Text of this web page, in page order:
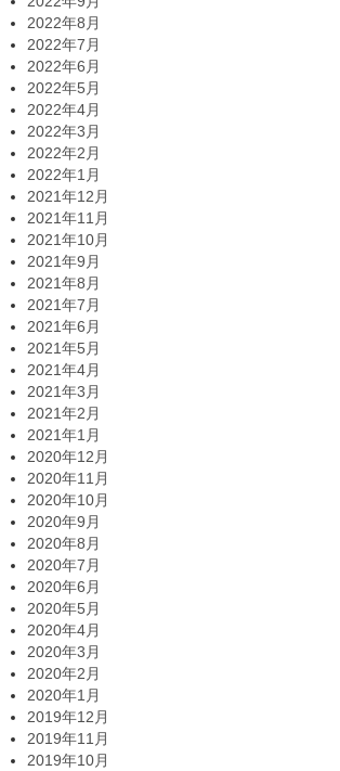
2022年8月
2022年7月
2022年6月
2022年5月
2022年4月
2022年3月
2022年2月
2022年1月
2021年12月
2021年11月
2021年10月
2021年9月
2021年8月
2021年7月
2021年6月
2021年5月
2021年4月
2021年3月
2021年2月
2021年1月
2020年12月
2020年11月
2020年10月
2020年9月
2020年8月
2020年7月
2020年6月
2020年5月
2020年4月
2020年3月
2020年2月
2020年1月
2019年12月
2019年11月
2019年10月